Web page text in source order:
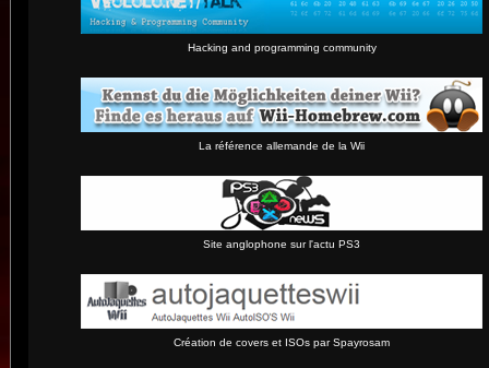
Hacking and programming community
La référence allemande de la Wii
Site anglophone sur l'actu PS3
Création de covers et ISOs par Spayrosam